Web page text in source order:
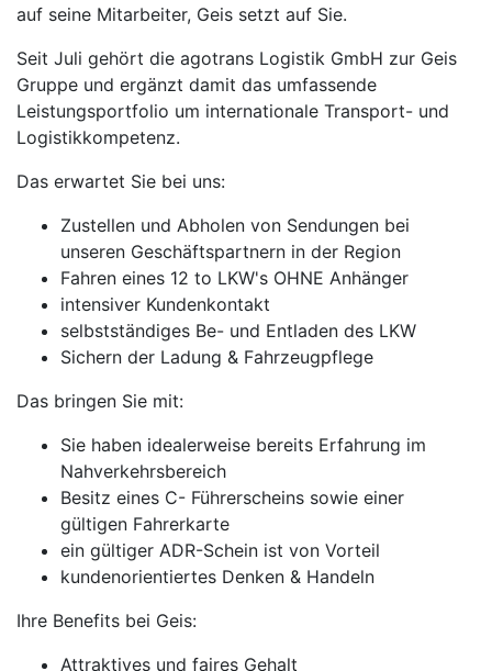
auf seine Mitarbeiter, Geis setzt auf Sie.
Seit Juli gehört die agotrans Logistik GmbH zur Geis
Gruppe und ergänzt damit das umfassende
Leistungsportfolio um internationale Transport- und
Logistikkompetenz.
Das erwartet Sie bei uns:
Zustellen und Abholen von Sendungen bei
unseren Geschäftspartnern in der Region
Fahren eines 12 to LKW's OHNE Anhänger
intensiver Kundenkontakt
selbstständiges Be- und Entladen des LKW
Sichern der Ladung & Fahrzeugpflege
Das bringen Sie mit:
Sie haben idealerweise bereits Erfahrung im
Nahverkehrsbereich
Besitz eines C- Führerscheins sowie einer
gültigen Fahrerkarte
ein gültiger ADR-Schein ist von Vorteil
kundenorientiertes Denken & Handeln
Ihre Benefits bei Geis:
Attraktives und faires Gehalt